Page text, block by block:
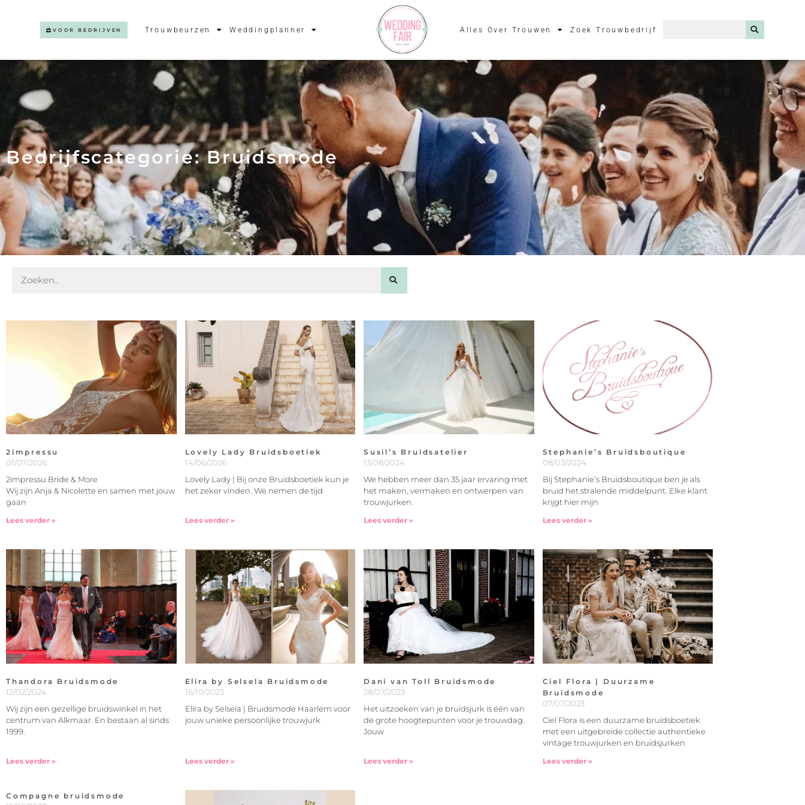
VOOR BEDRIJVEN Trouwbeurzen Weddingplanner Alles Over Trouwen Zoek Trouwbedrijf
Bedrijfscategorie: Bruidsmode
2impressu
01/07/2026
2impressu Bride & More
Wij zijn Anja & Nicolette en samen met jouw
gaan
Lees verder »
Lovely Lady Bruidsboetiek
14/06/2026
Lovely Lady | Bij onze Bruidsboetiek kun je
het zeker vinden. We nemen de tijd
Lees verder »
Susil’s Bruidsatelier
13/08/2024
We hebben meer dan 35 jaar ervaring met
het maken, vermaken en ontwerpen van
trouwjurken.
Lees verder »
Stephanie’s Bruidsboutique
08/03/2024
Bij Stephanie’s Bruidsboutique ben je als
bruid het stralende middelpunt. Elke klant
krijgt hier mijn
Lees verder »
Thandora Bruidsmode
12/02/2024
Wij zijn een gezellige bruidswinkel in het
centrum van Alkmaar. En bestaan al sinds
1999.
Lees verder »
Elira by Selsela Bruidsmode
16/10/2023
Elira by Selsela | Bruidsmode Haarlem voor
jouw unieke persoonlijke trouwjurk
Lees verder »
Dani van Toll Bruidsmode
28/07/2023
Het uitzoeken van je bruidsjurk is één van
de grote hoogtepunten voor je trouwdag.
Jouw
Lees verder »
Ciel Flora | Duurzame
Bruidsmode
07/07/2023
Ciel Flora is een duurzame bruidsboetiek
met een uitgebreide collectie authentieke
vintage trouwjurken en bruidsjurken
Lees verder »
Compagne bruidsmode